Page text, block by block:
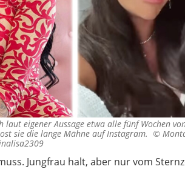
laut eigener Aussage etwa alle fünf Wochen
sie die lange Mähne auf Instagram. ©
Jungfrau halt, aber nur vom